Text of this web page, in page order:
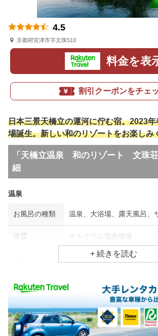
4.5
京都府宮津市字文珠510
料金を表
割引クーポンをチェ
日本三景天橋立の運河に佇む宿。2023
場誕生。新しい和のリゾートをお楽しみ
「天橋立温泉 和のリゾート 文珠
細
温泉
お風呂の種類 温泉、大浴場、露天風呂、
泉質 ナトリウム塩化物泉
神経痛、冷え性、疲労回復
食事場所
朝食 レストラン、食事処
夕食 レストラン、食事処